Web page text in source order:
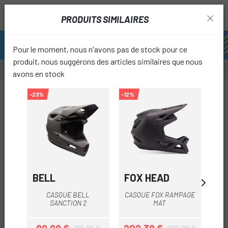
PRODUITS SIMILAIRES
Pour le moment, nous n'avons pas de stock pour ce
produit, nous suggérons des articles similaires que nous
avons en stock
-23%
BELL
CASQUE BELL
SANCTION 2
-12%
FOX HEAD
CASQUE FOX RAMPAGE
MAT